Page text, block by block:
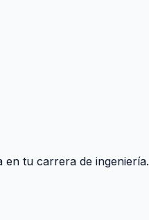
en tu carrera de ingeniería.